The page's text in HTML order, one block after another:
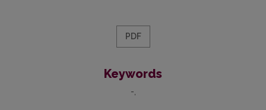
PDF
Keywords
-